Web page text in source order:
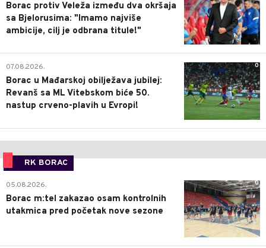
Borac protiv Veleža između dva okršaja
sa Bjelorusima: "Imamo najviše
ambicije, cilj je odbrana titule!"
0
07.08.2026.
Borac u Mađarskoj obilježava jubilej:
Revanš sa ML Vitebskom biće 50.
nastup crveno-plavih u Evropi!
RK BORAC
0
05.08.2026.
Borac m:tel zakazao osam kontrolnih
utakmica pred početak nove sezone